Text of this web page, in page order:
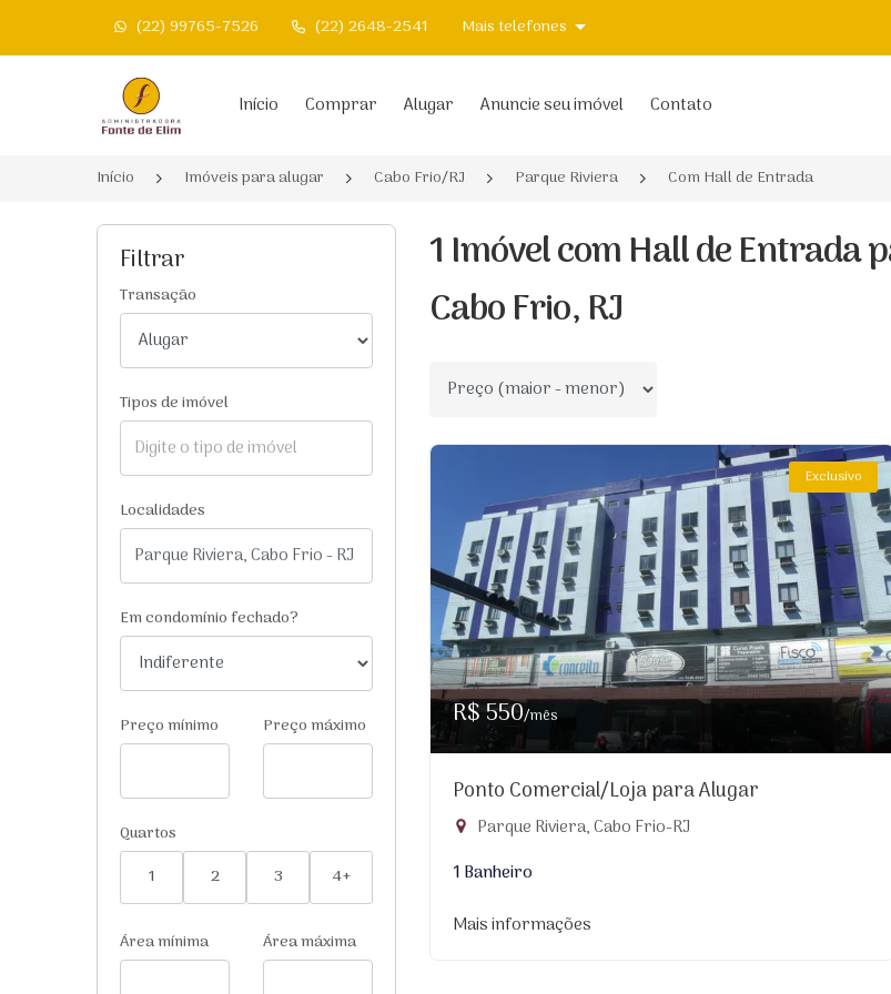
(22) 99765-7526 (22) 2648-2541 Mais telefones
Página inicial Início Comprar Alugar Anuncie seu imóvel Contato
Início Imóveis para alugar Cabo Frio/RJ Parque Riviera Com Hall de Entrada
Filtrar
Transação
Tipos de imóvel
Localidades
Em condomínio fechado?
Preço mínimo Preço máximo
Quartos
1
2 3 4+
Área mínima Área máxima
1 Imóvel com Hall de Entrada
Cabo Frio, RJ
Ordenar por
Exclusivo
R$ 550/mês
Ponto Comercial/Loja para Alugar
Parque Riviera, Cabo Frio-RJ
1 Banheiro
Mais informações